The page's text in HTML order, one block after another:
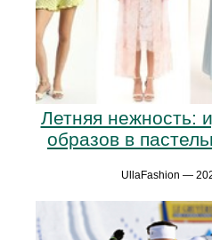
Летняя нежность:
образов в
UllaFashion —